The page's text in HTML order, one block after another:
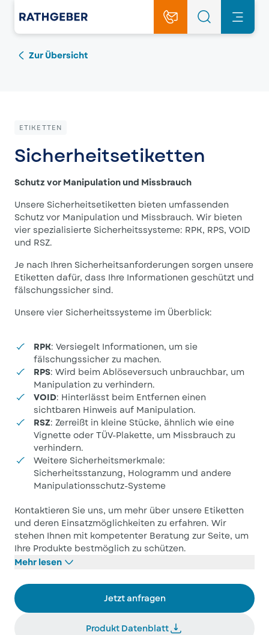
Zur Übersicht
ETIKETTEN
Sicherheitsetiketten
Schutz vor Manipulation und Missbrauch
Unsere Sicherheitsetiketten bieten umfassenden
Schutz vor Manipulation und Missbrauch. Wir bieten
vier spezialisierte Sicherheitssysteme: RPK, RPS, VOID
und RSZ.
Je nach Ihren Sicherheitsanforderungen sorgen unsere
Etiketten dafür, dass Ihre Informationen geschützt und
fälschungssicher sind.
Unsere vier Sicherheitssysteme im Überblick:
RPK: Versiegelt Informationen, um sie
fälschungssicher zu machen.
RPS: Wird beim Ablöseversuch unbrauchbar, um
Manipulation zu verhindern.
VOID: Hinterlässt beim Entfernen einen
sichtbaren Hinweis auf Manipulation.
RSZ: Zerreißt in kleine Stücke, ähnlich wie eine
Vignette oder TÜV-Plakette, um Missbrauch zu
verhindern.
Weitere Sicherheitsmerkmale:
Sicherheitsstanzung, Hologramm und andere
Manipulationsschutz-Systeme
Kontaktieren Sie uns, um mehr über unsere Etiketten
und deren Einsatzmöglichkeiten zu erfahren. Wir
stehen Ihnen mit kompetenter Beratung zur Seite, um
Ihre Produkte bestmöglich zu schützen.
Mehr lesen
Jetzt anfragen
Produkt Datenblatt